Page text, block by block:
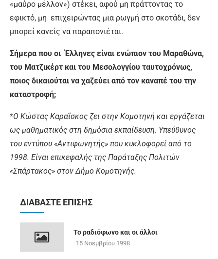
«μαύρο μέλλον») στέκει, αφού μη πράττοντας το
εφικτό, μη επιχειρώντας μια ρωγμή στο σκοτάδι, δεν
μπορεί κανείς να παραπονιέται.
Σήμερα που οι Έλληνες είναι ενώπιον του Μαραθώνα,
του Ματζικέρτ και του Μεσολογγίου ταυτοχρόνως,
ποιος δικαιούται να χαζεύει από τον καναπέ του την
καταστροφή;
*Ο Κώστας Καραΐσκος ζει στην Κομοτηνή και εργάζεται
ως μαθηματικός στη δημόσια εκπαίδευση. Υπεύθυνος
του εντύπου «Αντιφωνητής» που κυκλοφορεί από το
1998. Είναι επικεφαλής της Παράταξης Πολιτών
«Σπάρτακος» στον Δήμο Κομοτηνής.
ΔΙΑΒΑΣΤΕ ΕΠΙΣΗΣ
Το ραδιόφωνο και οι άλλοι
15 Νοεμβρίου 1998